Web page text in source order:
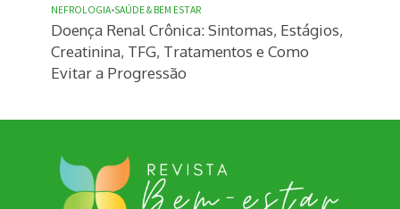
NEFROLOGIA•SAÚDE & BEM ESTAR
Doença Renal Crônica: Sintomas, Estágios,
Creatinina, TFG, Tratamentos e Como
Evitar a Progressão